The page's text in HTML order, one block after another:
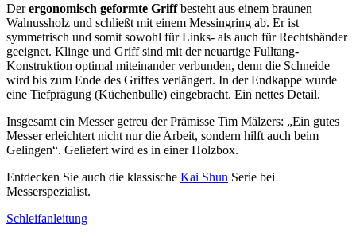
Derergonomisch geformte Griffbesteht aus einem braunen
Walnussholz und schließt mit einem Messingring ab. Er ist
symmetrisch und somit sowohl für Links- als auch für Rechtshänder
geeignet. Klinge und Griff sind mit der neuartige Fulltang-
Konstruktion optimal miteinander verbunden, denn die Schneide
wird bis zum Ende des Griffes verlängert. In der Endkappe wurde
eine Tiefprägung (Küchenbulle) eingebracht. Ein nettes Detail.
Insgesamt ein Messer getreu der Prämisse Tim Mälzers: „Ein gutes
Messer erleichtert nicht nur die Arbeit, sondern hilft auch beim
Gelingen“. Geliefert wird es in einer Holzbox.
Entdecken Sie auch die klassische Kai Shun Serie bei
Messerspezialist.
Schleifanleitung